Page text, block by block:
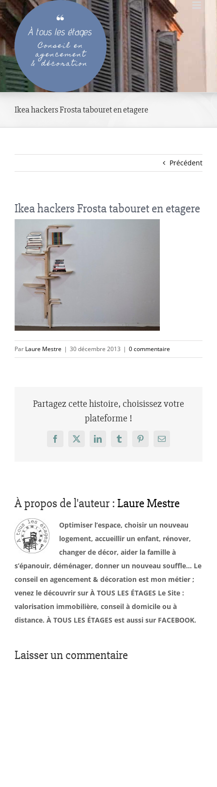
Passer
au
contenu
Ikea hackers Frosta tabouret en etagere
Précédent
Ikea hackers Frosta tabouret en etagere
Par Laure Mestre | 30 décembre 2013 | 0 commentaire
Partagez cette histoire, choisissez votre
plateforme !
Facebook
X LinkedInTumblrPinterestEmail
À propos de l'auteur : Laure Mestre
Optimiser l’espace, choisir un nouveau
logement, accueillir un enfant, rénover,
changer de décor, aider la famille à
s’épanouir, déménager, donner un nouveau souffle… Le
conseil en agencement & décoration est mon métier ;
venez le découvrir sur À TOUS LES ÉTAGES Le Site :
valorisation immobilière, conseil à domicile ou à
distance. À TOUS LES ÉTAGES est aussi sur FACEBOOK.
Laisser un commentaire